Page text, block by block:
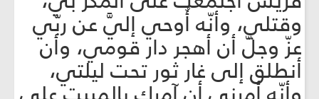
وقتلي، وأنّه أُوحي إليَّ عن ربّي
عزّ وجلّ أن أهجر دار قومي، وأن
أنطلق إلى غار ثور تحت ليلتي،